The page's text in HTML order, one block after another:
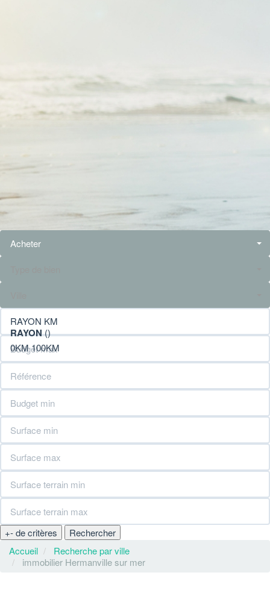
Acheter
RAYON KM
RAYON()
0KM100KM
+-de critères
Rechercher
Accueil
Recherche par ville
immobilier Hermanville sur mer